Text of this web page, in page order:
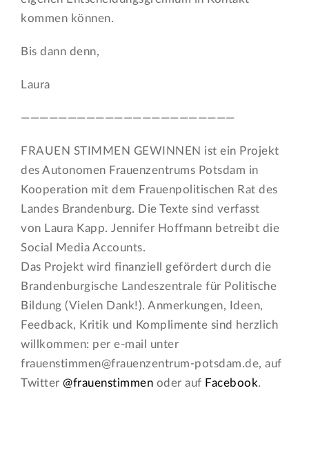
kommen können.
Bis dann denn,
Laura
———————————————————————
FRAUEN STIMMEN GEWINNEN ist ein Projekt
des Autonomen Frauenzentrums Potsdam in
Kooperation mit dem Frauenpolitischen Rat des
Landes Brandenburg. Die Texte sind verfasst
von Laura Kapp. Jennifer Hoffmann betreibt die
Social Media Accounts.
Das Projekt wird finanziell gefördert durch die
Brandenburgische Landeszentrale für Politische
Bildung (Vielen Dank!). Anmerkungen, Ideen,
Feedback, Kritik und Komplimente sind herzlich
willkommen: per e-mail unter
frauenstimmen@frauenzentrum-potsdam.de, auf
Twitter @frauenstimmen oder auf Facebook.